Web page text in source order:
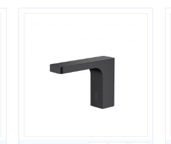
Управление: однорычажное